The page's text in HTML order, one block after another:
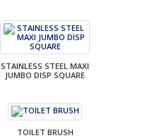
STAINLESS STEEL MAXI
JUMBO DISP SQUARE
TOILET BRUSH